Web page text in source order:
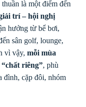
là một điểm đến
trí – hội nghị
hưởng từ bể bơi,
sân golf, lounge,
vì vậy, mỗi mùa
riêng”, phù
đình, cặp đôi, nhóm